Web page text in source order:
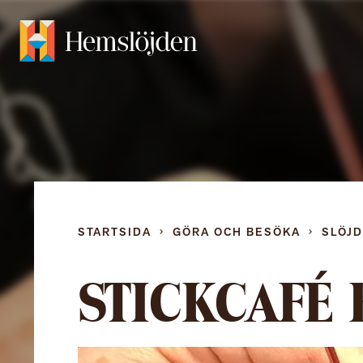
STARTSIDA GÖRA OCH BESÖKA
STICKCAFÉ